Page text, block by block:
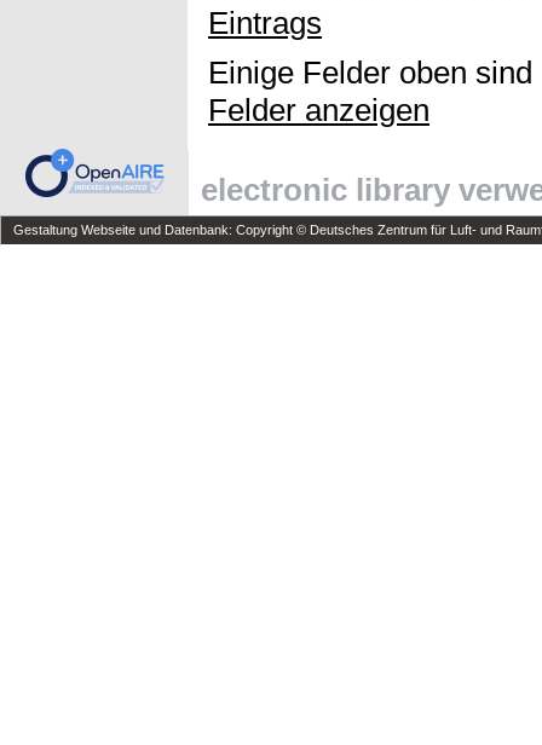
Eintrags
Einige Felder oben
Felder anzeigen
electronic library
Gestaltung Webseite und Datenbank: Copyright © Deutsches Zentrum für Luft- und